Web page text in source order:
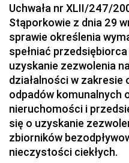
Dziennik Urzędowy
Dziennik Urzędowy
Dziennik Urzędowy
Kolejowego
Dziennik Urzędowy
Technologii
Dziennik Urzędowy
Dziennik Urzędowy
Państwowych
Uchwała nr XLII/247/
Stąporkowie z dnia 29
sprawie określenia
spełniać
uzyskanie zezwolenia
działalności w zakresie
odpadów komunalnych
nieruchomości i
się o uzyskanie
zbiorników
nieczystości ciekłych.